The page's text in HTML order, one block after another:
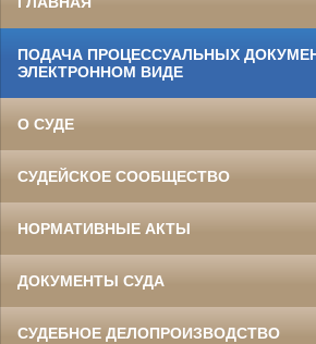
ПОДАЧА ПРОЦЕССУАЛЬНЫХ
ЭЛЕКТРОННОМ ВИДЕ
О СУДЕ
СУДЕЙСКОЕ СООБЩЕСТВО
НОРМАТИВНЫЕ АКТЫ
ДОКУМЕНТЫ СУДА
СУДЕБНОЕ ДЕЛОПРОИЗВОДСТВО